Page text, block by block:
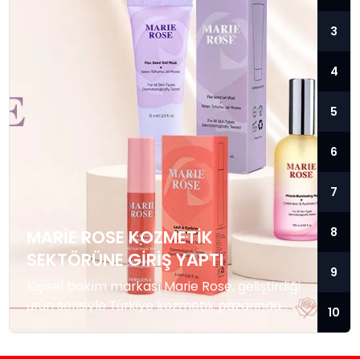
MARIE ROSE KOZMETIK
SEKTÖRÜNE GIRIŞ YAPTI
Kişisel bakım markası Marie Rose, geliştirdiği
ürün serisiyle Türkiye kozmetik pazarında
3
4
5
6
7
8
9
10